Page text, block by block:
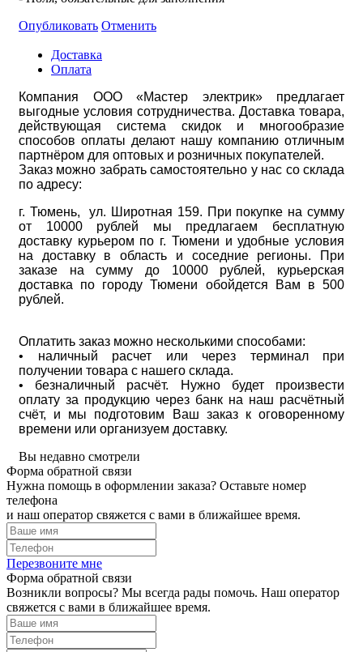
Опубликовать Отменить
Доставка
Оплата
Компания ООО «Мастер электрик» предлагает
выгодные условия сотрудничества. Доставка товара,
действующая система скидок и многообразие
способов оплаты делают нашу компанию отличным
партнёром для оптовых и розничных покупателей.
Заказ можно забрать самостоятельно у нас со склада
по адресу:
г. Тюмень, ул. Широтная 159. При покупке на сумму
от 10000 рублей мы предлагаем бесплатную
доставку курьером по г. Тюмени и удобные условия
на доставку в область и соседние регионы. При
заказе на сумму до 10000 рублей, курьерская
доставка по городу Тюмени обойдется Вам в 500
рублей.
Оплатить заказ можно несколькими способами:
• наличный расчет или через терминал при
получении товара с нашего склада.
• безналичный расчёт. Нужно будет произвести
оплату за продукцию через банк на наш расчётный
счёт, и мы подготовим Ваш заказ к оговоренному
времени или организуем доставку.
Вы недавно смотрели
Форма обратной связи
Нужна помощь в оформлении заказа? Оставьте номер
телефона
и наш оператор свяжется с вами в ближайшее время.
Перезвоните мне
Форма обратной связи
Возникли вопросы? Мы всегда рады помочь. Наш оператор
свяжется с вами в ближайшее время.